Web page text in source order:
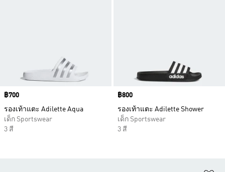
Price
฿700
รองเท้าแตะ Adilette Aqua
เด็ก Sportswear
3 สี
Price
฿800
รองเท้าแตะ Adilette Shower
เด็ก Sportswear
3 สี